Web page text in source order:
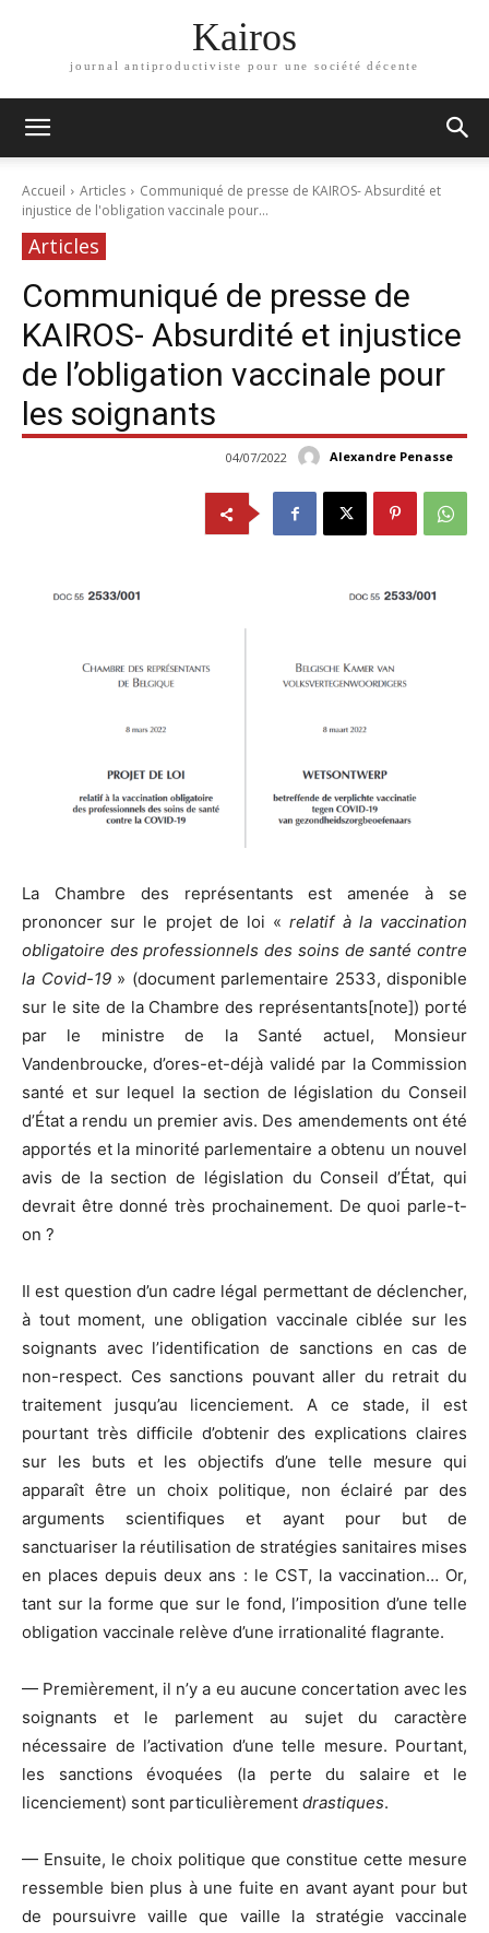
Kairos
journal antiproductiviste pour une société décente
Accueil Articles
Communiqué de presse de KAIROS- Absurdité et
injustice de l'obligation vaccinale pour...
Articles
Communiqué de presse de
KAIROS- Absurdité et injustice
de l’obligation vaccinale pour
les soignants
Alexandre Penasse
04/07/2022
La Chambre des représentants est amenée à se
prononcer sur le projet de loi «relatif à la vaccination
obligatoire des professionnels des soins de santé contre
la Covid-19 » (document parlementaire 2533, disponible
sur le site de la Chambre des représentants[note]) porté
par le ministre de la Santé actuel, Monsieur
Vandenbroucke, d’ores-et-déjà validé par la Commission
santé et sur lequel la section de législation du Conseil
d’État a rendu un premier avis. Des amendements ont été
apportés et la minorité parlementaire a obtenu un nouvel
avis de la section de législation du Conseil d’État, qui
devrait être donné très prochainement. De quoi parle-t-
on ?
Il est question d’un cadre légal permettant de déclencher,
à tout moment, une obligation vaccinale ciblée sur les
soignants avec l’identification de sanctions en cas de
non-respect. Ces sanctions pouvant aller du retrait du
traitement jusqu’au licenciement. A ce stade, il est
pourtant très difficile d’obtenir des explications claires
sur les buts et les objectifs d’une telle mesure qui
apparaît être un choix politique, non éclairé par des
arguments scientifiques et ayant pour but de
sanctuariser la réutilisation de stratégies sanitaires mises
en places depuis deux ans : le CST, la vaccination… Or,
tant sur la forme que sur le fond, l’imposition d’une telle
obligation vaccinale relève d’une irrationalité flagrante.
— Premièrement, il n’y a eu aucune concertation avec les
soignants et le parlement au sujet du caractère
nécessaire de l’activation d’une telle mesure. Pourtant,
les sanctions évoquées (la perte du salaire et le
licenciement) sont particulièrement drastiques.
— Ensuite, le choix politique que constitue cette mesure
ressemble bien plus à une fuite en avant ayant pour but
de poursuivre vaille que vaille la stratégie vaccinale